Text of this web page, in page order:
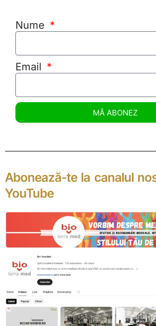
Nume
Email
MĂ ABONEZ
Abonează-te la canalul
YouTube